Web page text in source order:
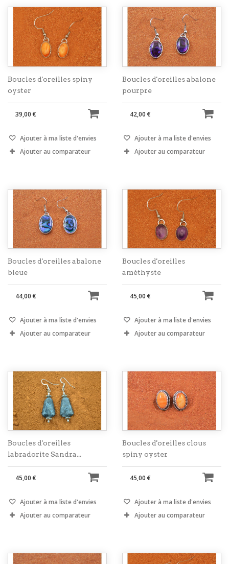
Boucles d'oreilles spiny
oyster
39,00 €
Ajouter à ma liste d'envies
Ajouter au comparateur
Boucles d'oreilles abalone
pourpre
42,00 €
Ajouter à ma liste d'envies
Ajouter au comparateur
Boucles d'oreilles abalone
bleue
44,00 €
Ajouter à ma liste d'envies
Ajouter au comparateur
Boucles d'oreilles
améthyste
45,00 €
Ajouter à ma liste d'envies
Ajouter au comparateur
Boucles d'oreilles
labradorite Sandra...
45,00 €
Ajouter à ma liste d'envies
Ajouter au comparateur
Boucles d'oreilles clous
spiny oyster
45,00 €
Ajouter à ma liste d'envies
Ajouter au comparateur